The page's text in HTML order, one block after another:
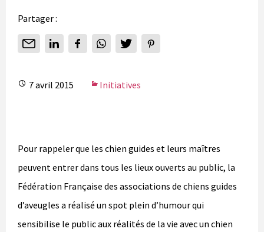
Partager :
7 avril 2015 Initiatives
Pour rappeler que les chien guides et leurs maîtres
peuvent entrer dans tous les lieux ouverts au public, la
Fédération Française des associations de chiens guides
d’aveugles a réalisé un spot plein d’humour qui
sensibilise le public aux réalités de la vie avec un chien